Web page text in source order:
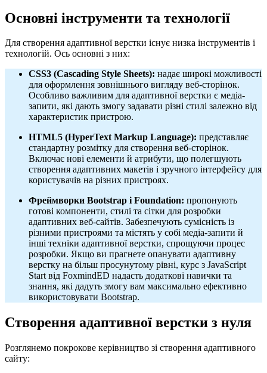
Основні інструменти та технології
Для створення адаптивної верстки існує низка інструментів і
технологій. Ось основні з них:
CSS3 (Cascading Style Sheets): надає широкі можливості
для оформлення зовнішнього вигляду веб-сторінок.
Особливо важливим для адаптивної верстки є медіа-
запити, які дають змогу задавати різні стилі залежно від
характеристик пристрою.
HTML5 (HyperText Markup Language): представляє
стандартну розмітку для створення веб-сторінок.
Включає нові елементи й атрибути, що полегшують
створення адаптивних макетів і зручного інтерфейсу для
користувачів на різних пристроях.
Фреймворки Bootstrap і Foundation: пропонують
готові компоненти, стилі та сітки для розробки
адаптивних веб-сайтів. Забезпечують сумісність із
різними пристроями та містять у собі медіа-запити й
інші техніки адаптивної верстки, спрощуючи процес
розробки. Якщо ви прагнете опанувати адаптивну
верстку на більш просунутому рівні, курс з JavaScript
Start від FoxmindED надасть додаткові навички та
знання, які дадуть змогу вам максимально ефективно
використовувати Bootstrap.
Створення адаптивної верстки з нуля
Розглянемо покрокове керівництво зі створення адаптивного
сайту: